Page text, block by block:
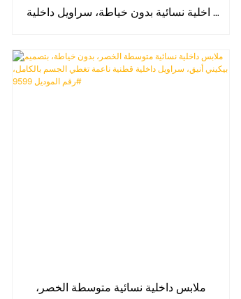
داخلية نسائية بدون خياطة، سراويل داخلية
نسائية قابلة للتهوية، رقم الموديل 9591#
ملابس داخلية نسائية متوسطة الخصر،